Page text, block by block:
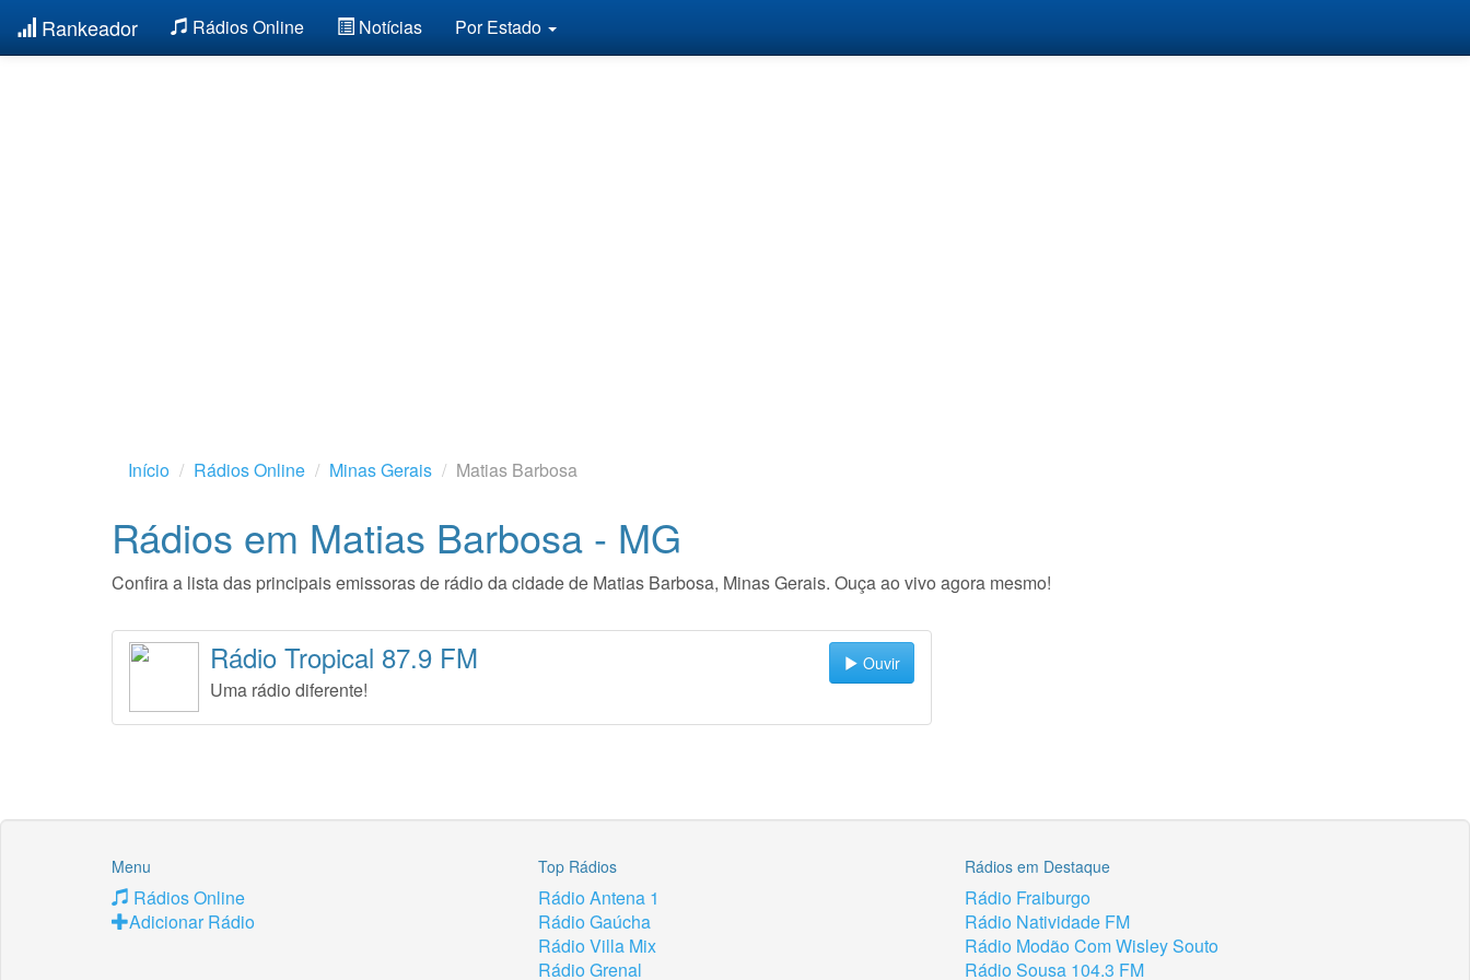
Rankeador Rádios Online Notícias Por Estado
Início Rádios Online Minas Gerais Matias Barbosa
Rádios em Matias Barbosa - MG
Confira a lista das principais emissoras de rádio da cidade de Matias Barbosa, Minas Gerais. Ouça ao vivo agora mesmo!
Ouvir
Rádio Tropical 87.9 FM
Uma rádio diferente!
Menu
Rádios Online
Adicionar Rádio
Top Rádios
Rádio Antena 1
Rádio Gaúcha
Rádio Villa Mix
Rádio Grenal
Rádios em Destaque
Rádio Fraiburgo
Rádio Natividade FM
Rádio Modão Com Wisley Souto
Rádio Sousa 104.3 FM